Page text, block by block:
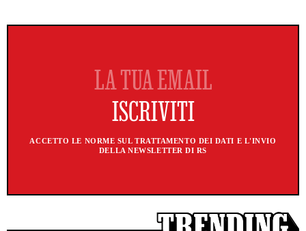
ACCETTO LE NORME SUL TRATTAMENTO DEI DATI E L'INVIO
DELLA NEWSLETTER DI RS